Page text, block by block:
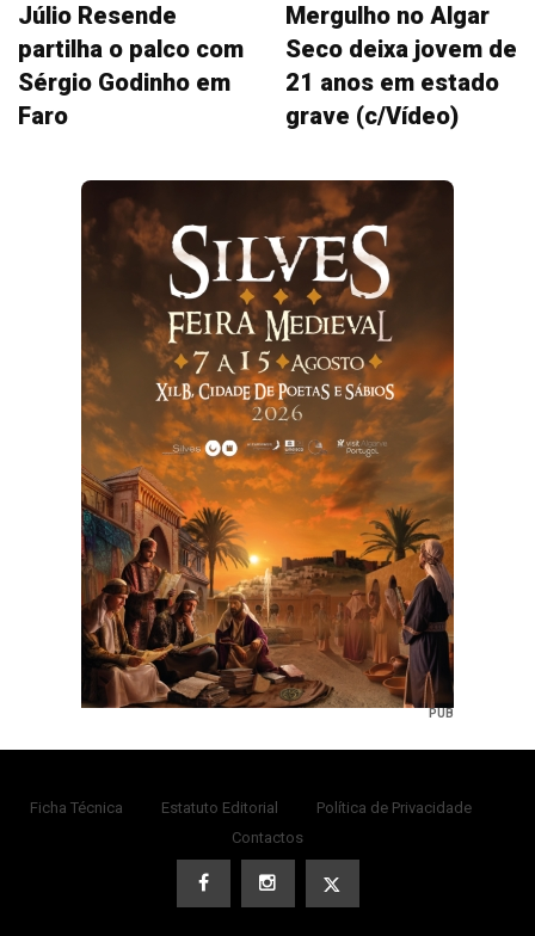
Júlio Resende
partilha o palco com
Sérgio Godinho em
Faro
Mergulho no Algar
Seco deixa jovem de
21 anos em estado
grave (c/Vídeo)
PUB
Ficha Técnica Estatuto Editorial
Política de Privacidade
Contactos